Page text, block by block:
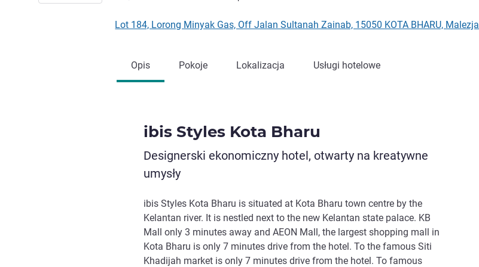
Lot 184, Lorong Minyak Gas, Off Jalan Sultanah Zainab, 15050 KOTA BHARU, Malezja
Opis Pokoje Lokalizacja Usługi hotelowe
ibis Styles Kota Bharu
Designerski ekonomiczny hotel, otwarty na kreatywne
umysły
ibis Styles Kota Bharu is situated at Kota Bharu town centre by the
Kelantan river. It is nestled next to the new Kelantan state palace. KB
Mall only 3 minutes away and AEON Mall, the largest shopping mall in
Kota Bharu is only 7 minutes drive from the hotel. To the famous Siti
Khadijah market is only 7 minutes drive from the hotel. To famous